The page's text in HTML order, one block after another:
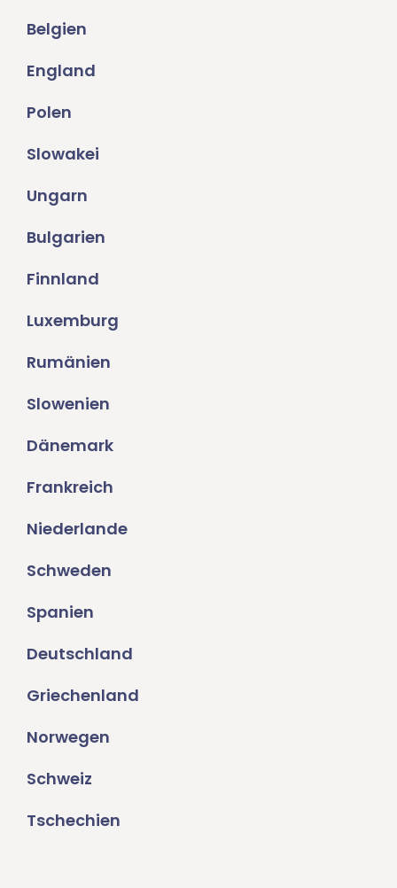
Belgien
England
Polen
Slowakei
Ungarn
Bulgarien
Finnland
Luxemburg
Rumänien
Slowenien
Dänemark
Frankreich
Niederlande
Schweden
Spanien
Deutschland
Griechenland
Norwegen
Schweiz
Tschechien